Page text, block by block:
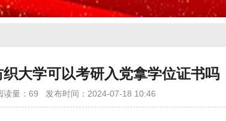
大学可以考研入党拿学位证书吗
读量：69 发布时间：2024-07-18 10:46